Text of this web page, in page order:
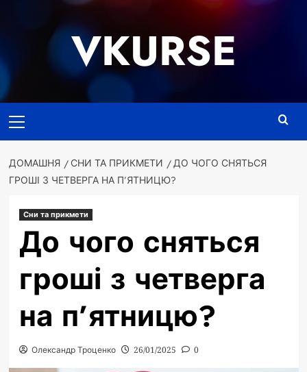
VKURSE
меню
ДОМАШНЯ СНИ ТА ПРИКМЕТИ
ДО ЧОГО СНЯТЬСЯ
ГРОШІ З ЧЕТВЕРГА НА П’ЯТНИЦЮ?
Сни та прикмети
До чого сняться
гроші з четверга
на п’ятницю?
Олександр Троценко 26/01/2025 0